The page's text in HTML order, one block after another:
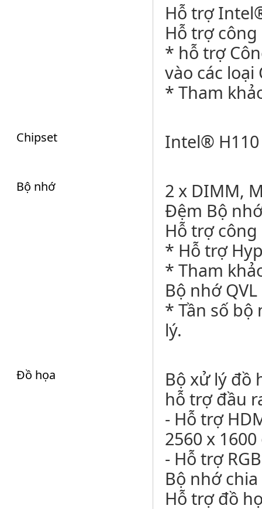
Hỗ trợ
Hỗ trợ
* hỗ trợ
vào các loại
* Tham
Chipset Intel® H110
Bộ nhớ
2 x DIMM,
Đệm Bộ
Hỗ trợ
* Hỗ trợ
* Tham
Bộ nhớ
* Tần số
lý.
Đồ họa
Bộ xử lý đồ
hỗ trợ đầu
- Hỗ trợ
2560 x 1600
- Hỗ trợ
Bộ nhớ
Hỗ trợ đồ